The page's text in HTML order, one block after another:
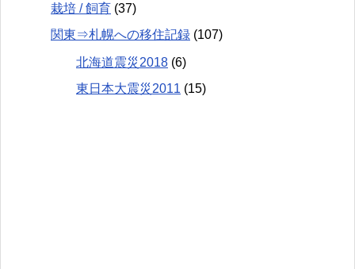
栽培 / 飼育 (37)
関東⇒札幌への移住記録 (107)
北海道震災2018 (6)
東日本大震災2011 (15)